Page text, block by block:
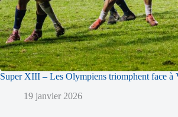
Super XIII – Les Olympiens triomphent face à
19 janvier 2026